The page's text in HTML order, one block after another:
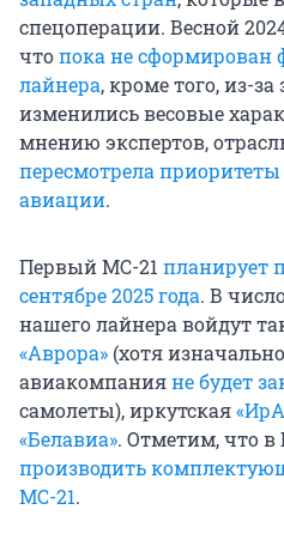
спецоперации. Весной
чтопока не
лайнера, кроме того, из-
изменились весовые
мнению экспертов,
пересмотрела приоритеты
авиации.
Первый МС-21 планирует
сентябре 2025 года. В
нашего лайнера войдут
«Аврора» (хотя
авиакомпанияне будет
самолеты), иркутская
«Белавиа». Отметим, что в
производить
МС-21.